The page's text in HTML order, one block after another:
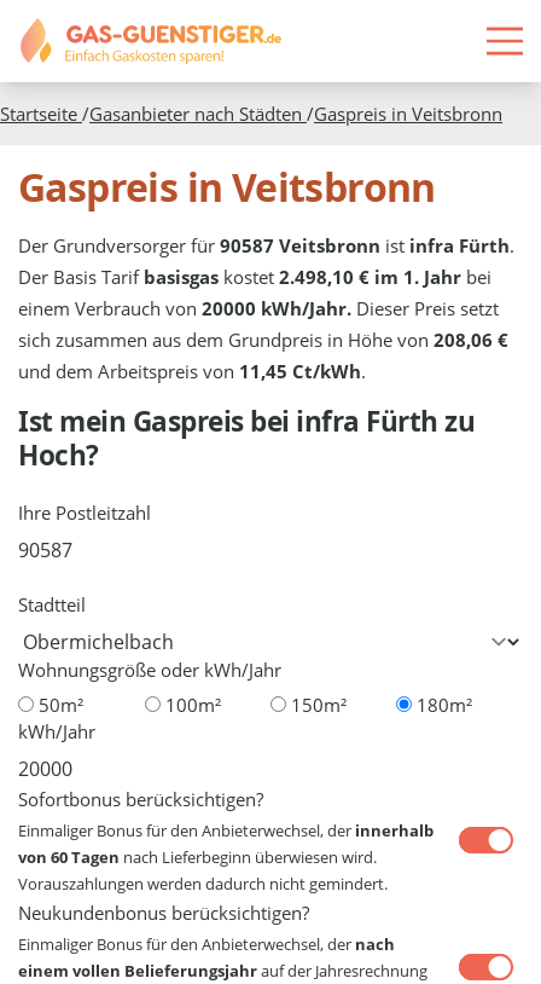
Startseite /Gasanbieter nach Städten /Gaspreis in Veitsbronn
Gaspreis in Veitsbronn
Der Grundversorger für90587 Veitsbronn ist infra Fürth.
Der Basis Tarif basisgas kostet2.498,10 € im 1. Jahr bei
einem Verbrauch von20000 kWh/Jahr. Dieser Preis setzt
sich zusammen aus dem Grundpreis in Höhe von208,06 €
und dem Arbeitspreis von 11,45 Ct/kWh.
Ist mein Gaspreis bei infra Fürthzu
Hoch?
Ihre Postleitzahl
Stadtteil
Wohnungsgröße oder kWh/Jahr
50m²
100m² 150m²
180m²
kWh/Jahr
Sofortbonus berücksichtigen?
Einmaliger Bonus für den Anbieterwechsel, der innerhalb
von 60 Tagen nach Lieferbeginn überwiesen wird.
Vorauszahlungen werden dadurch nicht gemindert.
Neukundenbonus berücksichtigen?
Einmaliger Bonus für den Anbieterwechsel, der nach
einem vollen Belieferungsjahrauf der Jahresrechnung